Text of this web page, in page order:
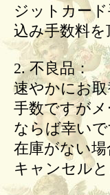
ジットカー
込み手数料を
2. 不良品：
速やかにお
手数ですが
ならば幸いで
在庫がない
キャンセル